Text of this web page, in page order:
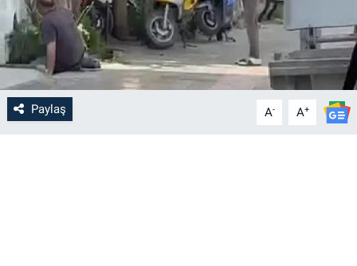
Paylaş A- A+